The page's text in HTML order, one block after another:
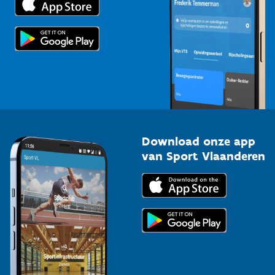
Topsporters
Voor de pers
Download onze app
van Sport Vlaanderen